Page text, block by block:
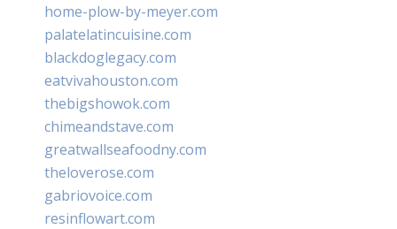
home-plow-by-meyer.com
palatelatincuisine.com
blackdoglegacy.com
eatvivahouston.com
thebigshowok.com
chimeandstave.com
greatwallseafoodny.com
theloverose.com
gabriovoice.com
resinflowart.com